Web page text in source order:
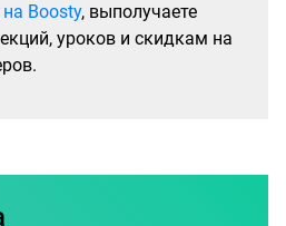
Boosty, выполучаете
уроков и скидкам на